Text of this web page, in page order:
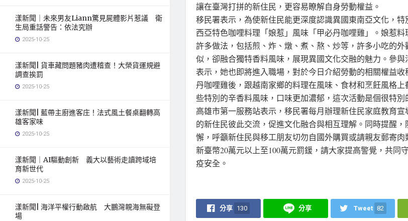
漾新聞｜未來男友Liann驚見屍體影片惹議 衛
生局重話警告：依法究辦
2025-10-25
漾新聞| 貨車藏問題豬肉遭稽查！大榮貨運規避
調查挨罰
2025-10-25
漾新聞| 藍帶主廚進客庄！法式風土餐桌翻轉高
雄客家味
2025-10-25
漾新聞｜AI驅動創新 義大以藝術走讀跨域培
育新世代
2025-10-25
漾新聞| 海洋平權行動啟航 大鵬灣親海無礙登
場
讓在臺灣打拼的新住民，更容易瞭解自身勞動權益。
移民署表示，為使新住民能更深度認識異國東南亞文化，
西亞特色咖哩料理「娘惹」風味「甲必丹咖哩雞」。娘惹
許多做法，包括煎、炸、燉、煮、熬、炒等，許多小吃的
似，卻融合獨特香料風味，展現異國文化交融的魅力。參
表示，她也即將進入職場，對於今日介紹勞動的相關權益
丹咖哩雞後，跟越南家鄉的料理在風味、食材和烹飪風格上
些特別的辛香料風味，口味更加濃郁，這次活動是個很特別
高雄市第一服務站表示，移民署每月辦理新住民家庭教育
的新住民彼此交流，促進文化融合與相互理解。同時提醒
懈，呼籲新住民與移工朋友切勿自國外購買或請親友郵寄
新臺幣20萬元以上至100萬元罰鍰，請大家提高警覺，共同
疫安全。
分享 130 分享 Tweet 82